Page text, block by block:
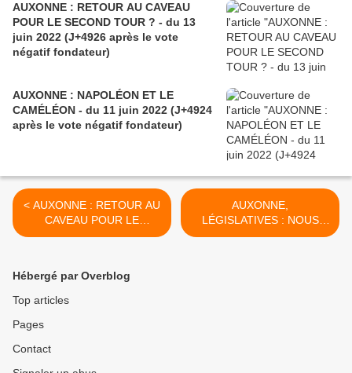
AUXONNE : RETOUR AU CAVEAU
POUR LE SECOND TOUR ? - du 13
juin 2022 (J+4926 après le vote
négatif fondateur)
AUXONNE : NAPOLÉON ET LE
CAMÉLÉON - du 11 juin 2022 (J+4924
après le vote négatif fondateur)
< AUXONNE : RETOUR AU
CAVEAU POUR LE
SECOND TOUR ? - du 13
AUXONNE,
LÉGISLATIVES : NOUS
N’IRONS PAS NOUS
Hébergé par Overblog
Top articles
Pages
Contact